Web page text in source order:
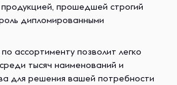
прошедшей строгий
дипломированными
ассортименту позволит легко
тысяч наименований и
для решения вашей потребности